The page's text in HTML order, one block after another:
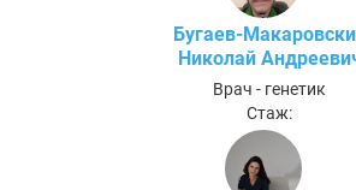
Бугаев-
Николай
Врач - генетик
Стаж: